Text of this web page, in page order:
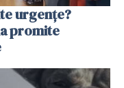
urgențe?
promite